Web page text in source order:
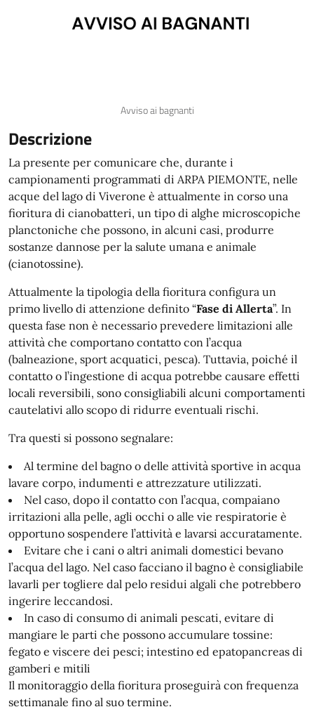
Avviso ai bagnanti
Descrizione
La presente per comunicare che, durante i
campionamenti programmati di ARPA PIEMONTE, nelle
acque del lago di Viverone è attualmente in corso una
fioritura di cianobatteri, un tipo di alghe microscopiche
planctoniche che possono, in alcuni casi, produrre
sostanze dannose per la salute umana e animale
(cianotossine).
Attualmente la tipologia della fioritura configura un
primo livello di attenzione definito “Fase di Allerta”. In
questa fase non è necessario prevedere limitazioni alle
attività che comportano contatto con l’acqua
(balneazione, sport acquatici, pesca). Tuttavia, poiché il
contatto o l’ingestione di acqua potrebbe causare effetti
locali reversibili, sono consigliabili alcuni comportamenti
cautelativi allo scopo di ridurre eventuali rischi.
Tra questi si possono segnalare:
Al termine del bagno o delle attività sportive in acqua
lavare corpo, indumenti e attrezzature utilizzati.
Nel caso, dopo il contatto con l’acqua, compaiano
irritazioni alla pelle, agli occhi o alle vie respiratorie è
opportuno sospendere l’attività e lavarsi accuratamente.
Evitare che i cani o altri animali domestici bevano
l’acqua del lago. Nel caso facciano il bagno è consigliabile
lavarli per togliere dal pelo residui algali che potrebbero
ingerire leccandosi.
In caso di consumo di animali pescati, evitare di
mangiare le parti che possono accumulare tossine:
fegato e viscere dei pesci; intestino ed epatopancreas di
gamberi e mitili
Il monitoraggio della fioritura proseguirà con frequenza
settimanale fino al suo termine.